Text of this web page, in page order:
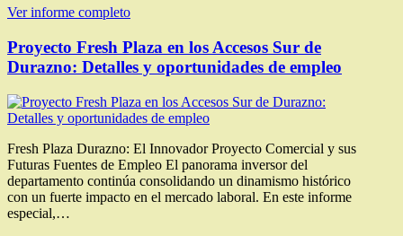
Ver informe completo
Proyecto Fresh Plaza en los Accesos Sur de
Durazno: Detalles y oportunidades de empleo
Fresh Plaza Durazno: El Innovador Proyecto Comercial y sus
Futuras Fuentes de Empleo El panorama inversor del
departamento continúa consolidando un dinamismo histórico
con un fuerte impacto en el mercado laboral. En este informe
especial,…